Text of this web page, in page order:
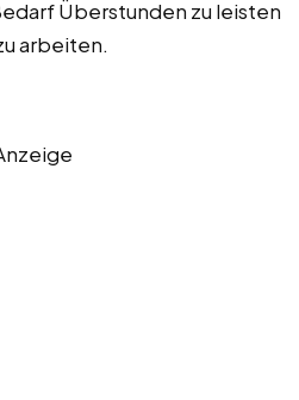
Überstunden zu leisten
arbeiten.